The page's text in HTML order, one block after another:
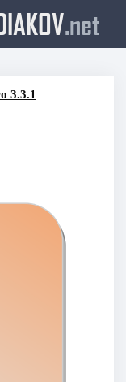
.net
3.3.1